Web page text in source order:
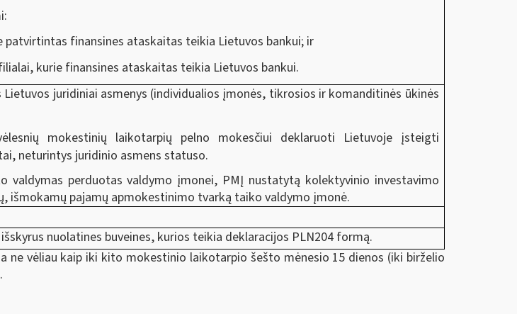
patvirtintas finansines ataskaitas teikia Lietuvos bankui; ir
kurie finansines ataskaitas teikia Lietuvos bankui.
juridiniai asmenys (individualios įmonės, tikrosios ir komanditinės ūkinės
mokestinių laikotarpių pelno mokesčiui deklaruoti Lietuvoje įsteigti
neturintys juridinio asmens statuso.
valdymas perduotas valdymo įmonei, PMĮ nustatytą kolektyvinio investavimo
išmokamų pajamų apmokestinimo tvarką taiko valdymo įmonė.
nuolatines buveines, kurios teikia deklaracijos PLN204 formą.
vėliau kaip iki kito mokestinio laikotarpio šešto mėnesio 15 dienos (iki birželio